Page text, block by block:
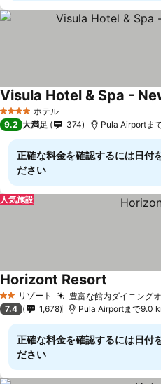
4 ホテルのランク
ホテル
Visula Hotel & Spa -
9.2 大満足 374 Pula Airportま
正確な料金を確認するには日付
ださい
人気施設
2 ホテルのランク
リゾート 豊富な館内ダイニング
Horizont Resort
7.4 1,678 Pula Airportまで9.0
正確な料金を確認するには日付
ださい